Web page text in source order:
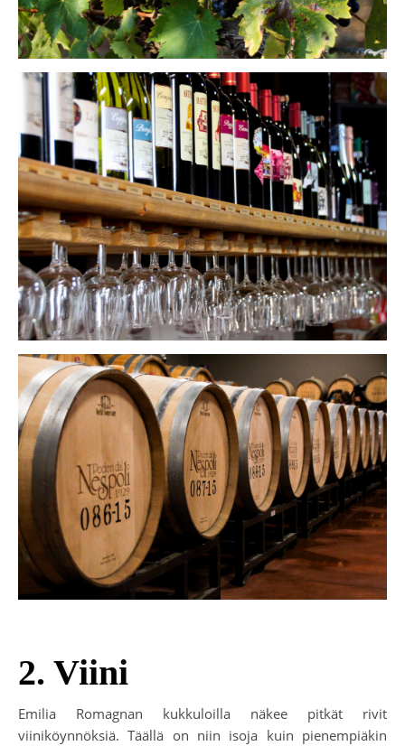
2. Viini
Emilia Romagnan kukkuloilla näkee pitkät rivit
viiniköynnöksiä. Täällä on niin isoja kuin pienempiäkin